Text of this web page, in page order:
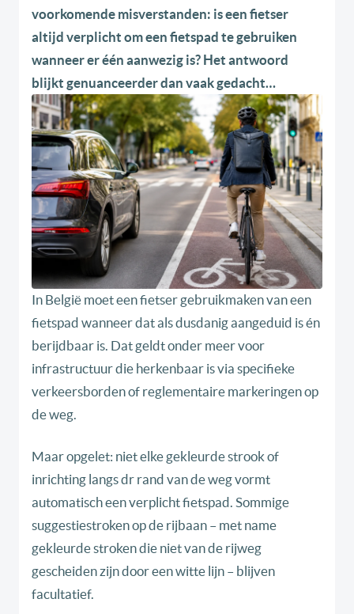
voorkomende misverstanden: is een fietser
altijd verplicht om een fietspad te gebruiken
wanneer er één aanwezig is? Het antwoord
blijkt genuanceerder dan vaak gedacht…
In België moet een fietser gebruikmaken van een
fietspad wanneer dat als dusdanig aangeduid is én
berijdbaar is. Dat geldt onder meer voor
infrastructuur die herkenbaar is via specifieke
verkeersborden of reglementaire markeringen op
de weg.
Maar opgelet: niet elke gekleurde strook of
inrichting langs dr rand van de weg vormt
automatisch een verplicht fietspad. Sommige
suggestiestroken op de rijbaan – met name
gekleurde stroken die niet van de rijweg
gescheiden zijn door een witte lijn – blijven
facultatief.